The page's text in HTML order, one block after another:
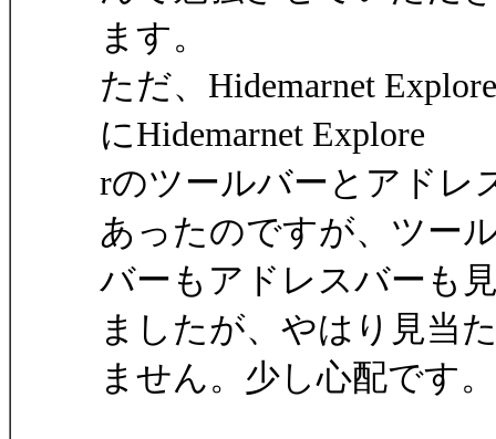
ます。
ただ、Hidemarnet
にHidemarnet Explore
rのツールバーとアドレ
あったのですが、ツー
バーもアドレスバーも
ましたが、やはり見当
ません。少し心配です。